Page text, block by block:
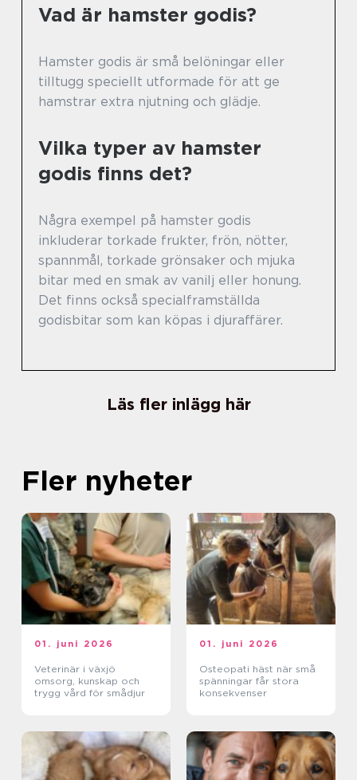
Vad är hamster godis?
Hamster godis är små belöningar eller
tilltugg speciellt utformade för att ge
hamstrar extra njutning och glädje.
Vilka typer av hamster
godis finns det?
Några exempel på hamster godis
inkluderar torkade frukter, frön, nötter,
spannmål, torkade grönsaker och mjuka
bitar med en smak av vanilj eller honung.
Det finns också specialframställda
godisbitar som kan köpas i djuraffärer.
Läs fler inlägg här
Fler nyheter
01. juni 2026
Veterinär i växjö
omsorg, kunskap och
trygg vård för smådjur
01. juni 2026
Osteopati häst när små
spänningar får stora
konsekvenser